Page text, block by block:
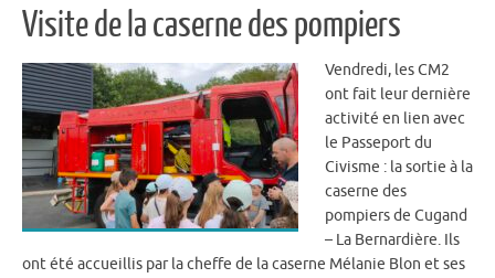
Visite de la caserne des pompiers
Vendredi, les CM2
ont fait leur dernière
activité en lien avec
le Passeport du
Civisme : la sortie à la
caserne des
pompiers de Cugand
– La Bernardière. Ils
ont été accueillis par la cheffe de la caserne Mélanie Blon et ses